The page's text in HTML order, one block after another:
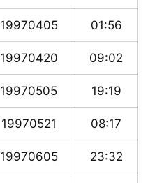
19970405 01:56
19970420 09:02
19970505 19:19
19970521 08:17
19970605 23:32